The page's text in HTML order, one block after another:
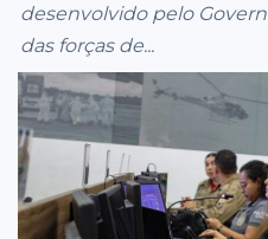
desenvolvido pelo
das forças de...